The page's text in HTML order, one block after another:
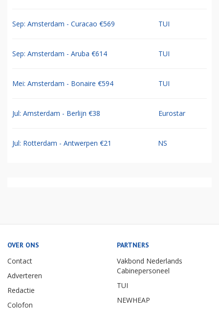
Sep: Amsterdam - Curacao €569 TUI
Sep: Amsterdam - Aruba €614 TUI
Mei: Amsterdam - Bonaire €594 TUI
Jul: Amsterdam - Berlijn €38 Eurostar
Jul: Rotterdam - Antwerpen €21 NS
OVER ONS
Contact
Adverteren
Redactie
Colofon
PARTNERS
Vakbond Nederlands
Cabinepersoneel
TUI
NEWHEAP